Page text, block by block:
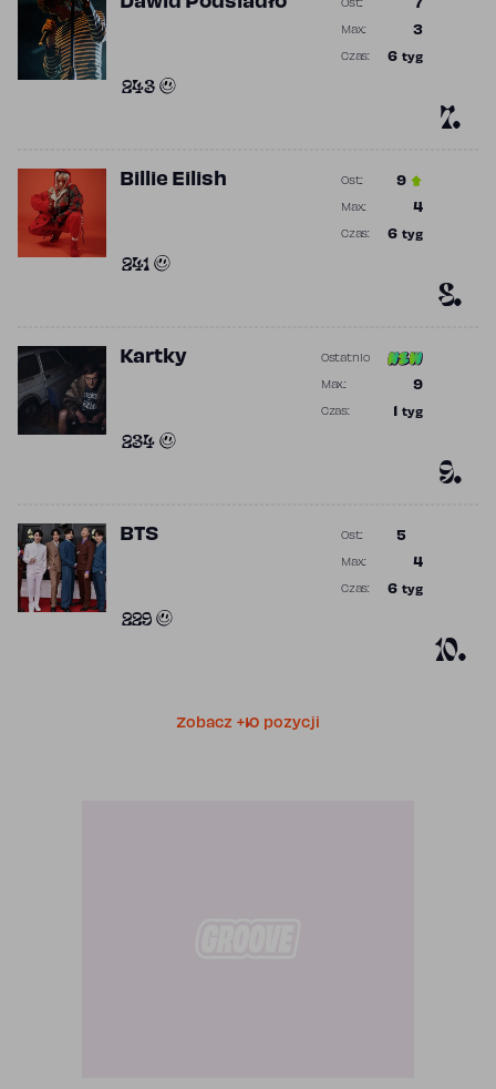
7.
243
7
Ost.:
3
Max.:
6 tyg
Czas:
8.
Billie Eilish
241
9
Ost.:
4
Max.:
6 tyg
Czas:
9.
Kartky
234
Ostatnio
9
Max.:
tyg
Czas:
10.
BTS
229
5
Ost.:
4
Max.:
6 tyg
Czas:
Zobacz +10 pozycji